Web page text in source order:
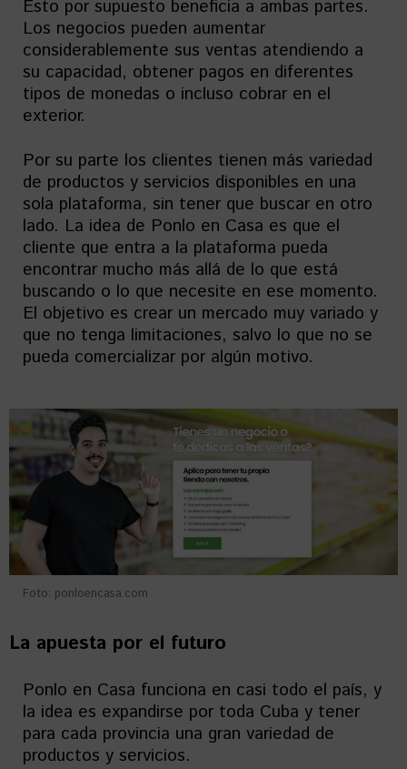
Esto por supuesto beneficia a ambas partes.
Los negocios pueden aumentar
considerablemente sus ventas atendiendo a
su capacidad, obtener pagos en diferentes
tipos de monedas o incluso cobrar en el
exterior.
Por su parte los clientes tienen más variedad
de productos y servicios disponibles en una
sola plataforma, sin tener que buscar en otro
lado. La idea de Ponlo en Casa es que el
cliente que entra a la plataforma pueda
encontrar mucho más allá de lo que está
buscando o lo que necesite en ese momento.
El objetivo es crear un mercado muy variado y
que no tenga limitaciones, salvo lo que no se
pueda comercializar por algún motivo.
Foto: ponloencasa.com
La apuesta por el futuro
Ponlo en Casa funciona en casi todo el país, y
la idea es expandirse por toda Cuba y tener
para cada provincia una gran variedad de
productos y servicios.